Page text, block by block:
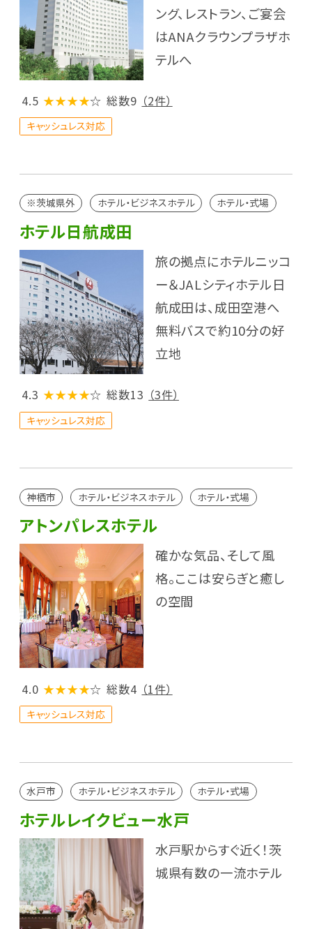
ング、レストラン、ご宴会
はANAクラウンプラザホ
テルへ
4.5 ★★★★☆ 総数9 （2件）
キャッシュレス対応
※茨城県外 ホテル・ビジネスホテル ホテル・式場
ホテル日航成田
旅の拠点にホテルニッコ
ー＆JALシティホテル日
航成田は、成田空港へ
無料バスで約10分の好
立地
4.3 ★★★★☆ 総数13 （3件）
キャッシュレス対応
神栖市 ホテル・ビジネスホテル ホテル・式場
アトンパレスホテル
確かな気品、そして風
格。ここは安らぎと癒し
の空間
4.0 ★★★★☆ 総数4 （1件）
キャッシュレス対応
水戸市 ホテル・ビジネスホテル ホテル・式場
ホテルレイクビュー水戸
水戸駅からすぐ近く！茨
城県有数の一流ホテル